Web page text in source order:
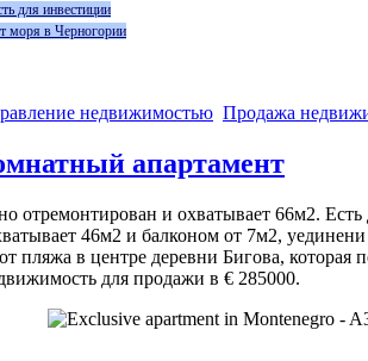
для инвестиции
моря в Черногории
недвижимостью Продажа
aпартамент
отремонтирован и охватывает 66м2.
46м2 и балконом от 7м2,
пляжа в центре деревни Бигова,
для продажи в € 285000.